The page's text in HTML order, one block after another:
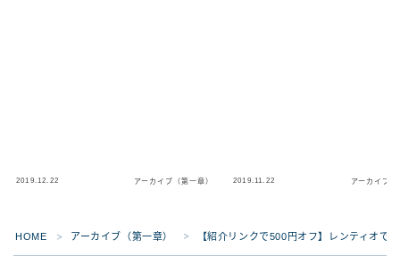
2019.12.22 アーカイブ（第一章） 2019.11.22 アーカイブ
HOME ＞ アーカイブ（第一章） ＞ 【紹介リンクで500円オフ】レンティオ